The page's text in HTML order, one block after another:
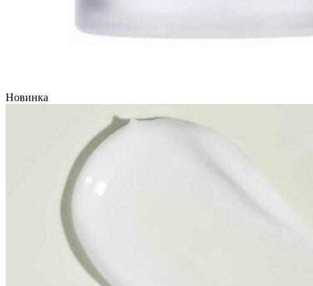
Новинка